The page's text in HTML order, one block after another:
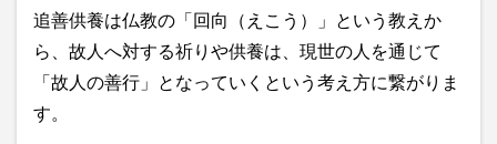
追善供養は仏教の「回向（えこう）」という教えか
ら、故人へ対する祈りや供養は、現世の人を通じて
「故人の善行」となっていくという考え方に繋がりま
す。